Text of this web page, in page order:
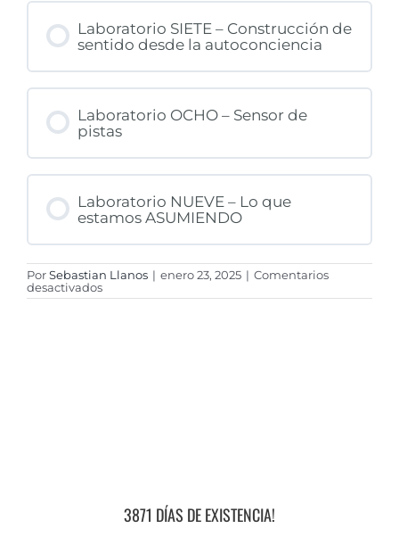
Laboratorio SIETE – Construcción de
sentido desde la autoconciencia
Laboratorio OCHO – Sensor de
pistas
Laboratorio NUEVE – Lo que
estamos ASUMIENDO
PorSebastian Llanos | enero 23, 2025 | Comentarios
desactivadosen
ASUME
3871 DÍAS DE EXISTENCIA!